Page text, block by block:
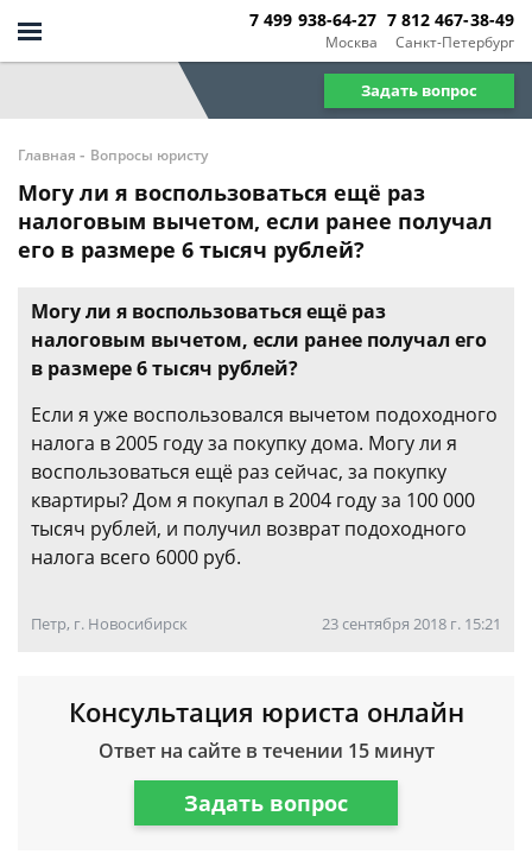
Москва
7 499 938-64-27
Санкт-Петербург
7 812 467-38-49
Задать вопрос
Главная - Вопросы юристу
Могу ли я воспользоваться ещё раз
налоговым вычетом, если ранее получал
его в размере 6 тысяч рублей?
Могу ли я воспользоваться ещё раз
налоговым вычетом, если ранее получал его
в размере 6 тысяч рублей?
Если я уже воспользовался вычетом подоходного
налога в 2005 году за покупку дома. Могу ли я
воспользоваться ещё раз сейчас, за покупку
квартиры? Дом я покупал в 2004 году за 100 000
тысяч рублей, и получил возврат подоходного
налога всего 6000 руб.
Петр, г. Новосибирск 23 сентября 2018 г. 15:21
Консультация юриста онлайн
Ответ на сайте в течении 15 минут
Задать вопрос